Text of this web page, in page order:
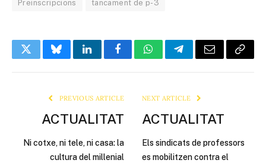
Preinscripcions tancament de p-3
TwitterBlueskyLinkedInFacebookWhatsAppTelegramEmail Copy
PREVIOUS ARTICLE
ACTUALITAT
Ni cotxe, ni tele, ni casa: la
cultura del millenial
NEXT ARTICLE
ACTUALITAT
Els sindicats de professors
es mobilitzen contra el